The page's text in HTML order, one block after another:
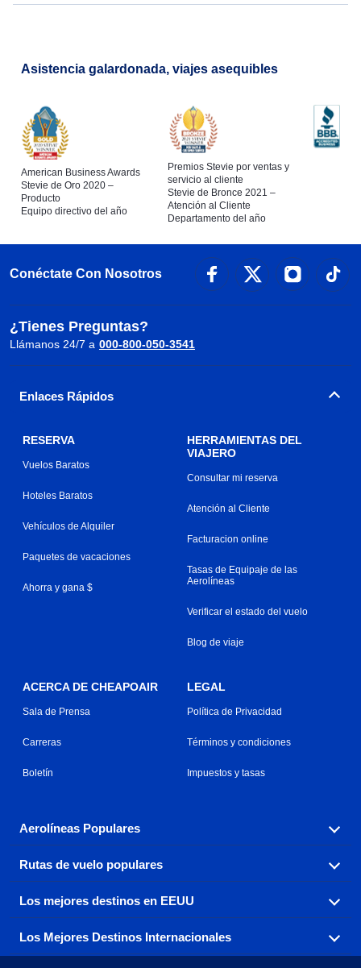
Asistencia galardonada, viajes asequibles
American Business Awards
Stevie de Oro 2020 –
Producto
Equipo directivo del año
Premios Stevie por ventas y
servicio al cliente
Stevie de Bronce 2021 –
Atención al Cliente
Departamento del año
Conéctate Con Nosotros
¿Tienes Preguntas?
Llámanos 24/7 a 000-800-050-3541
Enlaces Rápidos
RESERVA
Vuelos Baratos
Hoteles Baratos
Vehículos de Alquiler
Paquetes de vacaciones
Ahorra y gana $
HERRAMIENTAS DEL
VIAJERO
Consultar mi reserva
Atención al Cliente
Facturacion online
Tasas de Equipaje de las
Aerolíneas
Verificar el estado del vuelo
Blog de viaje
ACERCA DE CHEAPOAIR
Sala de Prensa
Carreras
Boletín
LEGAL
Política de Privacidad
Términos y condiciones
Impuestos y tasas
Aerolíneas Populares
Explora nuestras opciones de tarifas aéreas baratas por
aerolínea, con más de 500 opciones para elegir.
Aeromexico
Air France Alaska Airlines
Rutas de vuelo populares
Reserva una de nuestras rutas de vuelo más populares
con tres sencillos clics.
Los mejores destinos en EEUU
Encuentra boletos de avión baratos a destinos
populares de los EEUU de costa a costa.
Los Mejores Destinos Internacionales